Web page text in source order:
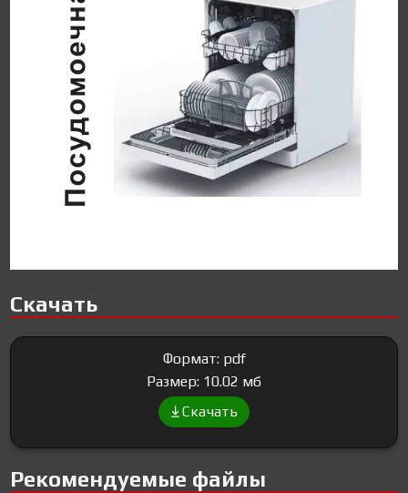
Скачать
Формат: pdf
Размер: 10.02 мб
Скачать
Рекомендуемые файлы